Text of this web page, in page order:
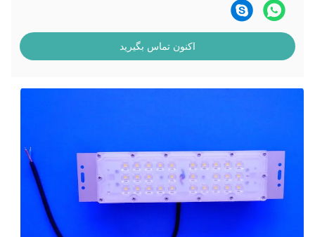
اکنون تماس بگیرید